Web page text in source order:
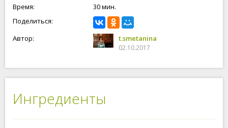
Время:
30 мин.
Поделиться:
Автор:
t.smetanina
02.10.2017
Ингредиенты